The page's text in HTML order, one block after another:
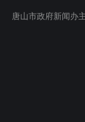
唐山市政府新闻办